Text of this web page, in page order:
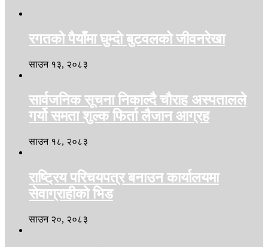
रगतको पैयाँमा घुम्दो बुटवलको जीवनरेखा
साउन १३, २०८३
सार्वजनिक सूचना निकाल्दै चौराह अस्पतालले
गर्यो समता शुल्क फिर्ता लैजान आग्रह
साउन १८, २०८३
राष्ट्रिय परिचयपत्र बनाउन कार्यालयमा
सेवाग्राहीको भिड
साउन २०, २०८३